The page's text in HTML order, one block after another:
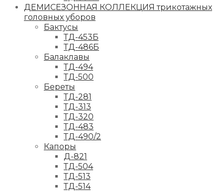
ДЕМИСЕЗОННАЯ КОЛЛЕКЦИЯ трикотажных
головных уборов
Бактусы
ТД-453Б
ТД-486Б
Балаклавы
ТД-494
ТД-500
Береты
ТД-281
ТД-313
ТД-320
ТД-483
ТД-490/2
Капоры
Д-821
ТД-504
ТД-513
ТД-514